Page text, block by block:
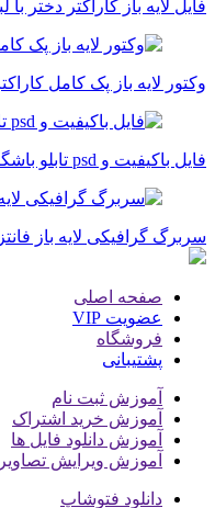
فایل لایه باز کاراکتر دختر
وکتور لایه باز پک کامل
فایل باکیفیت و psd تابلو باشگاه تناسب اندام بانوان
سربرگ گرافیکی لایه باز
صفحه اصلی
عضویت VIP
فروشگاه
پشتیبانی
آموزش ثبت نام
آموزش خرید اشتراک
آموزش دانلود فایل ها
آموزش ویرایش تصاویر
دانلود فتوشاپ